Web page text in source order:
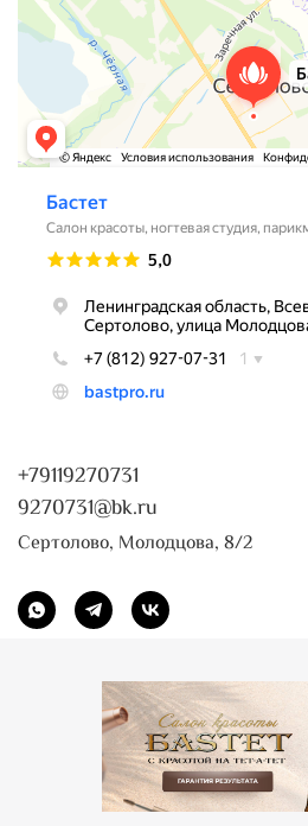
+79119270731
9270731@bk.ru
Сертолово, Молодцова, 8/2